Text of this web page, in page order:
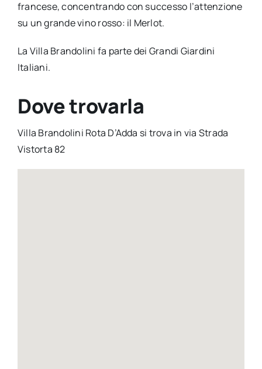
francese, concentrando con successo l’attenzione
su un grande vino rosso: il Merlot.
La Villa Brandolini fa parte dei Grandi Giardini
Italiani.
Dove trovarla
Villa Brandolini Rota D’Adda si trova in via Strada
Vistorta 82